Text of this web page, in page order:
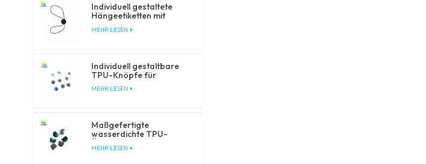
Individuell gestaltete
Hängeetiketten mit
Bekleidungsverpackungen
MEHR LESEN
Individuell gestaltbare
TPU-Knöpfe für
Outdoor-Produkte
MEHR LESEN
Maßgefertigte
wasserdichte TPU-
Überzüge für Bekleidung
und Outdoor-Kleidung
MEHR LESEN